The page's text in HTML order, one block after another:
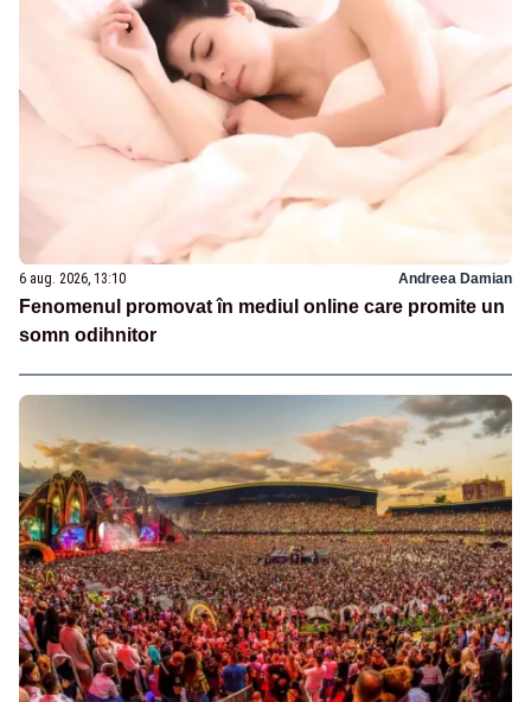
6 aug. 2026, 13:10 Andreea Damian
Fenomenul promovat în mediul online care promite un
somn odihnitor